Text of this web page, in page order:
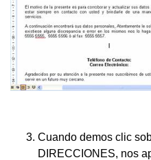
Cuando demos clic
DIRECCIONES, nos